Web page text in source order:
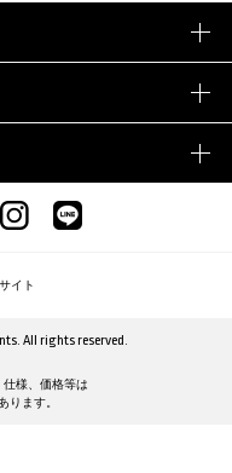
イト
All rights reserved.
様、価格等は
ります。